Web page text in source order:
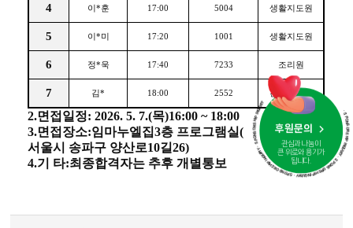
4 이*훈 17:00 5004 생활지도원
5 이*미 17:20 1001 생활지도원
6 정*욱 17:40 7233 조리원
7 김* 18:00 2552 간호조무사
2.면접일정: 2026. 5. 7.(목)16:00 ~ 18:00
3.면접장소:임마누엘집3층 프로그램실(
서울시 송파구 양산로10길26)
4.기 타:최종합격자는 추후 개별통보 · SPONSORSHIP INQUIRY · SPONSORSHIP INQUIRY · SPONSORSHIP
후원문의
관심과 나눔이
큰 위로와 용기가
됩니다.